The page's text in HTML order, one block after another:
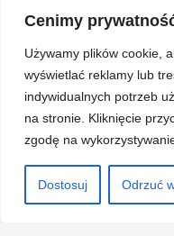
Cenimy
Używamy plików cookie,
wyświetlać reklamy lub
indywidualnych potrzeb
na stronie. Kliknięcie
zgodę na
Dostosuj Odrzuć
Strona główna:
https://prywatny-
Poszukiwanie Osób
Facebook